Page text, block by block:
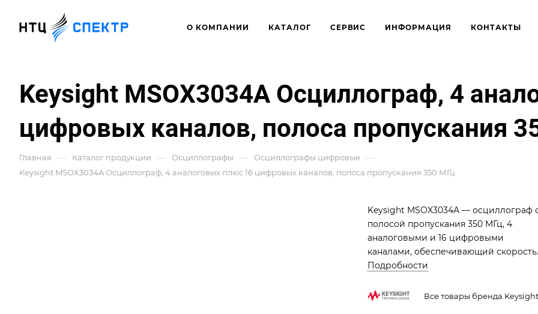
О КОМПАНИИ КАТАЛОГ СЕРВИС ИНФОРМАЦИЯ КОНТАКТЫ
Keysight MSOX3034A Осциллограф, 4
цифровых каналов, полоса пропускания
Главная — Каталог продукции — Осциллографы — Осциллографы цифровые —
Keysight MSOX3034A Осциллограф, 4 аналоговых плюс 16 цифровых каналов, полоса пропускания 350 МГц
Keysight MSOX3034A — осциллограф
полосой пропускания 350 МГц, 4
аналоговыми и 16 цифровыми
каналами, обеспечивающий скорость
обновления до 1 000 000
идеальное решение для глубокого
Подробности
Все товары бренда Keysight